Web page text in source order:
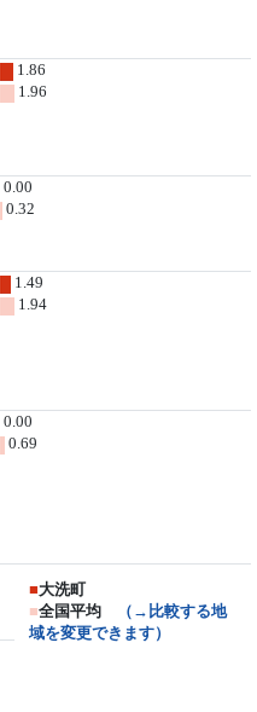
1.86
1.96
0.00
0.32
1.49
1.94
0.00
0.69
■大洗町
■全国平均
（→比較する地
域を変更できます）